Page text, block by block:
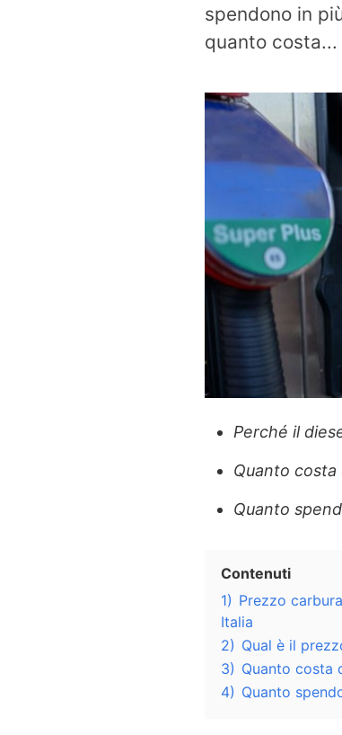
spendono in
quanto costa...
Perché il
Quanto costa
Quanto
Contenuti
1) Prezzo
Italia
2) Qual è il
3) Quanto costa
4) Quanto